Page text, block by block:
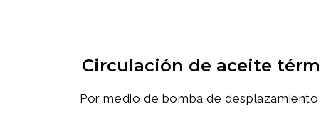
Circulación de aceite
Por medio de bomba de